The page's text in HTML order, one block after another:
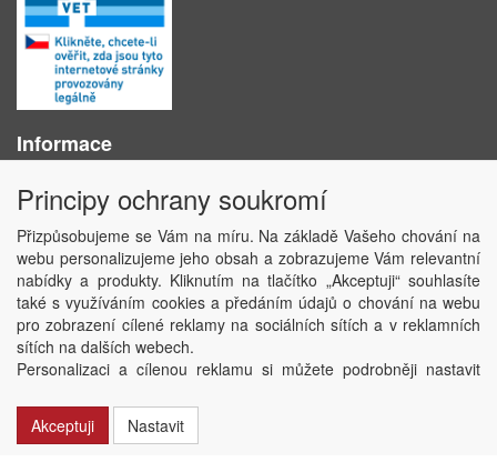
Informace
Obchodní podmínky
Ochrana osobních údajů
Kontakt
Losování účtenek
Aktuality
Nastavení soukromí
Copyright © ABRA Software a.s. 2020
Principy ochrany soukromí
Přizpůsobujeme se Vám na míru. Na základě Vašeho chování na
webu personalizujeme jeho obsah a zobrazujeme Vám relevantní
nabídky a produkty. Kliknutím na tlačítko „Akceptuji“ souhlasíte
také s využíváním cookies a předáním údajů o chování na webu
pro zobrazení cílené reklamy na sociálních sítích a v reklamních
sítích na dalších webech.
Personalizaci a cílenou reklamu si můžete podrobněji nastavit
Akceptuji
Nastavit